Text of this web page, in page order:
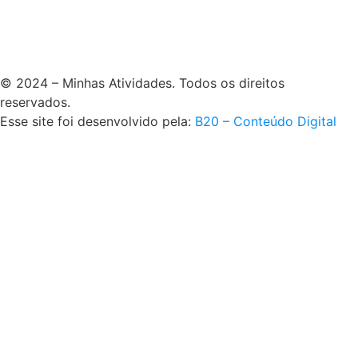
© 2024 – Minhas Atividades. Todos os direitos
reservados.
Esse site foi desenvolvido pela: B20 – Conteúdo Digital